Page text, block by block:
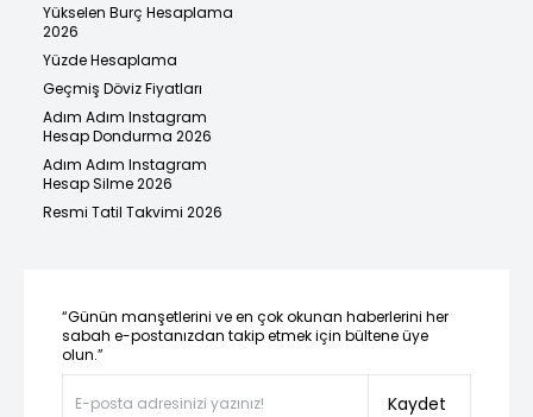
Yükselen Burç Hesaplama
2026
Yüzde Hesaplama
Geçmiş Döviz Fiyatları
Adım Adım Instagram
Hesap Dondurma 2026
Adım Adım Instagram
Hesap Silme 2026
Resmi Tatil Takvimi 2026
“Günün manşetlerini ve en çok okunan haberlerini her
sabah e-postanızdan takip etmek için bültene üye
olun.”
Kaydet